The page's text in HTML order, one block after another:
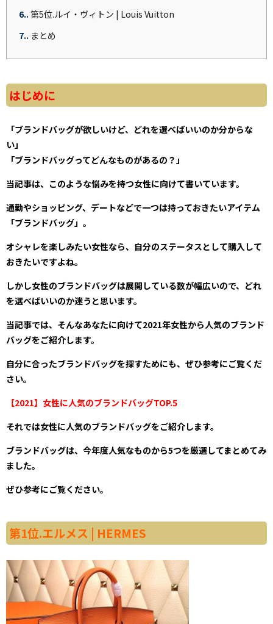
6. 第5位.ルイ・ヴィトン | Louis Vuitton
7. まとめ
はじめに
「ブランドバッグが欲しいけど、どれを選べばいいのか分からな
い」
「ブランドバッグってどんなものがあるの？」
当記事は、このような悩みを持つ女性に向けて書いています。
通勤やショッピング、デートなどで一つは持っておきたいアイテム
「ブランドバッグ」。
オシャレを楽しみたい女性なら、自分のステータスとして購入して
おきたいですよね。
しかし女性のブランドバッグは展開している数が幅広いので、どれ
を選べばいいのか迷うと思います。
当記事では、そんなあなたに向けて2021年女性から人気のブランド
バッグをご紹介します。
自分に合ったブランドバッグを探すためにも、ぜひ参考にご覧くだ
さい。
【2021】女性に人気のブランドバッグTOP.5
それでは女性に人気のブランドバッグをご紹介します。
ブランドバッグは、今年度人気なものから5つを厳選してまとめてみ
ました。
ぜひ参考にご覧ください。
第1位.エルメス | HERMES